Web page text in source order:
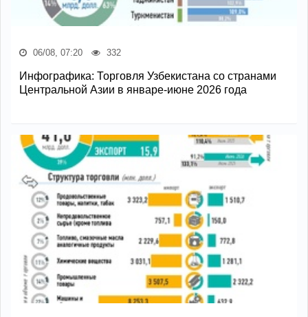
06/08, 07:20 332
Инфографика: Торговля Узбекистана со странами
Центральной Азии в январе-июне 2026 года